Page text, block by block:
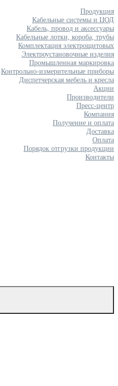
Продукция
Кабельные системы и ЦОД
Кабель, провод и аксессуары
Кабельные лотки, короба, трубы
Комплектация электрощитовых
Электроустановочные изделия
Промышленная маркировка
Контрольно-измерительные приборы
Диспетчерская мебель и кресла
Акции
Производители
Пресс-центр
Компания
Получение и оплата
Доставка
Оплата
Порядок отгрузки продукции
Контакты